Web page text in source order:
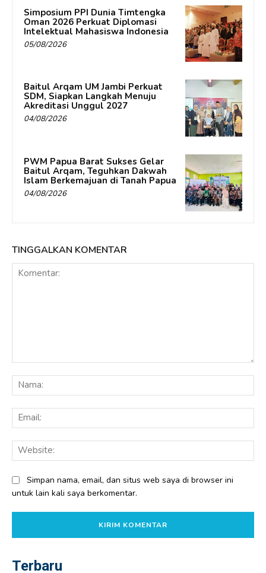
Simposium PPI Dunia Timtengka
Oman 2026 Perkuat Diplomasi
Intelektual Mahasiswa Indonesia
05/08/2026
Baitul Arqam UM Jambi Perkuat
SDM, Siapkan Langkah Menuju
Akreditasi Unggul 2027
04/08/2026
PWM Papua Barat Sukses Gelar
Baitul Arqam, Teguhkan Dakwah
Islam Berkemajuan di Tanah Papua
04/08/2026
TINGGALKAN KOMENTAR
Simpan nama, email, dan situs web saya di browser ini
untuk lain kali saya berkomentar.
Terbaru